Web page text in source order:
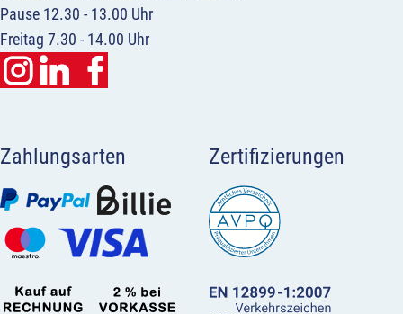
Pause 12.30 - 13.00 Uhr
Freitag 7.30 - 14.00 Uhr
Zahlungsarten Zertifizierungen